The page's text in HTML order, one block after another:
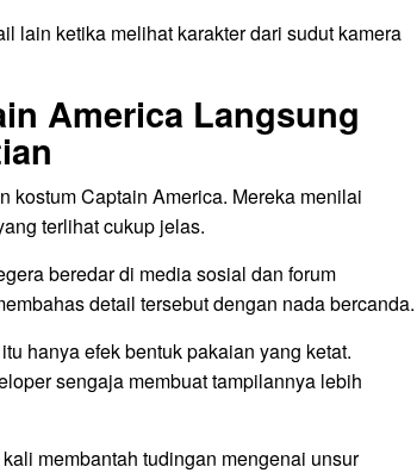
lain ketika melihat karakter dari sudut kamera
America Langsung
kostum Captain America. Mereka menilai
terlihat cukup jelas.
beredar di media sosial dan forum
detail tersebut dengan nada bercanda.
hanya efek bentuk pakaian yang ketat.
sengaja membuat tampilannya lebih
membantah tudingan mengenai unsur